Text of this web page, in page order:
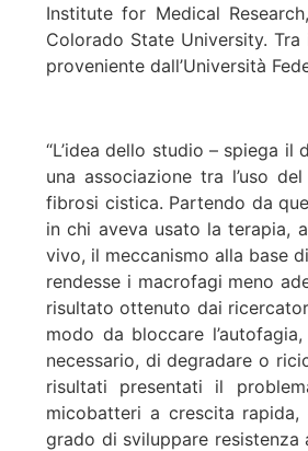
Institute for Medical
Colorado State University.
proveniente dall’Università
“L’idea dello studio – spiega
una associazione tra l’uso
fibrosi cistica. Partendo da
in chi aveva usato la terapia,
vivo, il meccanismo alla base
rendesse i macrofagi meno
risultato ottenuto dai
modo da bloccare
necessario, di degradare o
risultati presentati il
micobatteri a crescita
grado di sviluppare